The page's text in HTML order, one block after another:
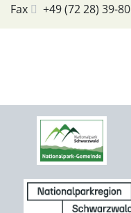
Fax
+49 (7228) 39-80